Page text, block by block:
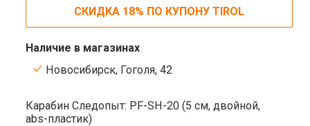
СКИДКА 18% ПО КУПОНУ TIROL
Наличие в магазинах
Новосибирск, Гоголя, 42
Карабин Следопыт: PF-SH-20 (5 см, двойной,
abs-пластик)